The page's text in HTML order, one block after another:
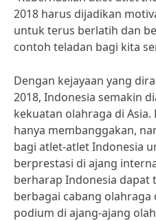
2018 harus dijadikan
untuk terus berlatih dan
contoh teladan bagi kita
Dengan kejayaan yang
2018, Indonesia semakin
kekuatan olahraga di
hanya membanggakan,
bagi atlet-atlet Indonesia
berprestasi di ajang
berharap Indonesia dapat
berbagai cabang
podium di ajang-ajang